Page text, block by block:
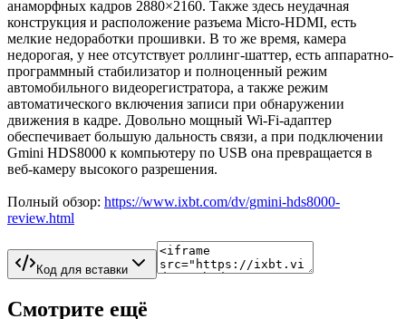
анаморфных кадров 2880×2160. Также здесь неудачная
конструкция и расположение разъема Micro-HDMI, есть
мелкие недоработки прошивки. В то же время, камера
недорогая, у нее отсутствует роллинг-шаттер, есть аппаратно-
программный стабилизатор и полноценный режим
автомобильного видеорегистратора, а также режим
автоматического включения записи при обнаружении
движения в кадре. Довольно мощный Wi-Fi-адаптер
обеспечивает большую дальность связи, а при подключении
Gmini HDS8000 к компьютеру по USB она превращается в
веб-камеру высокого разрешения.
Полный обзор: https://www.ixbt.com/dv/gmini-hds8000-
review.html
Код для вставки
Смотрите ещё